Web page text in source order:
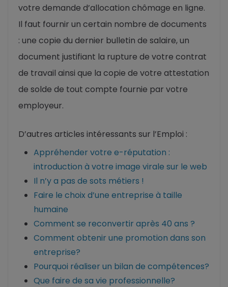
votre demande d’allocation chômage en ligne.
Il faut fournir un certain nombre de documents
: une copie du dernier bulletin de salaire, un
document justifiant la rupture de votre contrat
de travail ainsi que la copie de votre attestation
de solde de tout compte fournie par votre
employeur.
D’autres articles intéressants sur l’Emploi :
Appréhender votre e-réputation :
introduction à votre image virale sur le web
Il n’y a pas de sots métiers !
Faire le choix d’une entreprise à taille
humaine
Comment se reconvertir après 40 ans ?
Comment obtenir une promotion dans son
entreprise?
Pourquoi réaliser un bilan de compétences?
Que faire de sa vie professionnelle?